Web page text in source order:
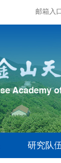
邮箱入
研究队